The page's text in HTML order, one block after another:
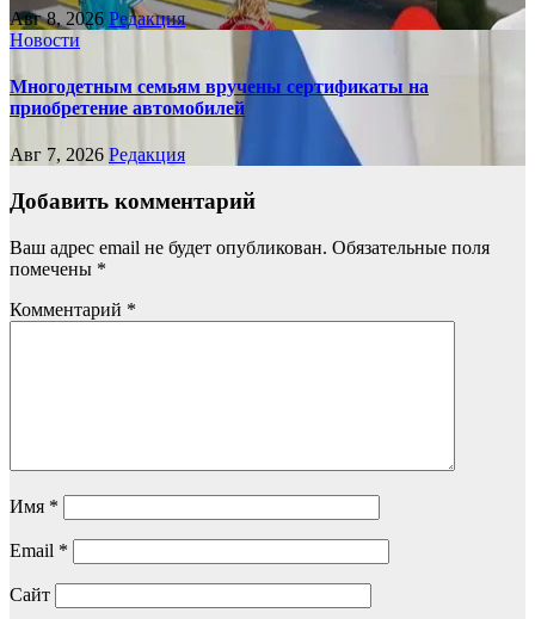
Авг 8, 2026 Редакция
Новости
Многодетным семьям вручены сертификаты на
приобретение автомобилей
Авг 7, 2026 Редакция
Добавить комментарий
Ваш адрес email не будет опубликован. Обязательные поля
помечены *
Комментарий *
Имя *
Email *
Сайт